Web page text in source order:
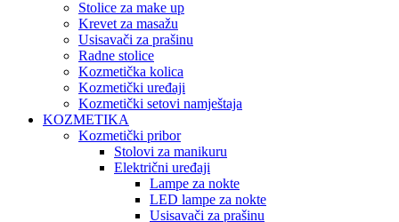
Stolice za make up
Krevet za masažu
Usisavači za prašinu
Radne stolice
Kozmetička kolica
Kozmetički uređaji
Kozmetički setovi namještaja
KOZMETIKA
Kozmetički pribor
Stolovi za manikuru
Električni uređaji
Lampe za nokte
LED lampe za nokte
Usisavači za prašinu